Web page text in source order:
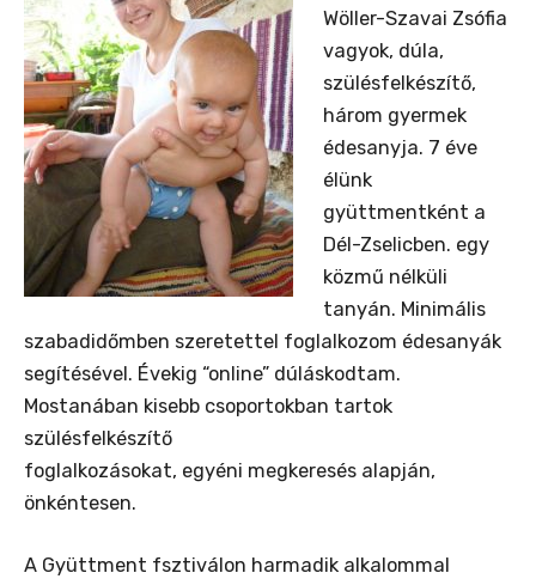
Wöller-Szavai Zsófia
vagyok, dúla,
szülésfelkészítő,
három gyermek
édesanyja. 7 éve
élünk
gyüttmentként a
Dél-Zselicben. egy
közmű nélküli
tanyán. Minimális
szabadidőmben szeretettel foglalkozom édesanyák
segítésével. Évekig “online” dúláskodtam.
Mostanában kisebb csoportokban tartok
szülésfelkészítő
foglalkozásokat, egyéni megkeresés alapján,
önkéntesen.
A Gyüttment fsztiválon harmadik alkalommal